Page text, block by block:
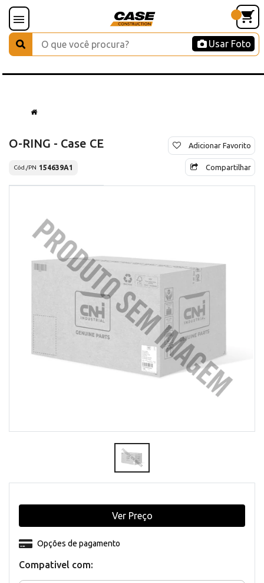
Usar Foto
O-RING - Case CE
Cód./PN 154639A1
Adicionar Favorito
Compartilhar
Compativel com:
Opções de pagamento
Ver Preço